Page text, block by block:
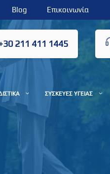
Blog Επικοινωνία
211 411 1445
ΣΥΣΚΕΥΕΣ ΥΓΕΙΑΣ